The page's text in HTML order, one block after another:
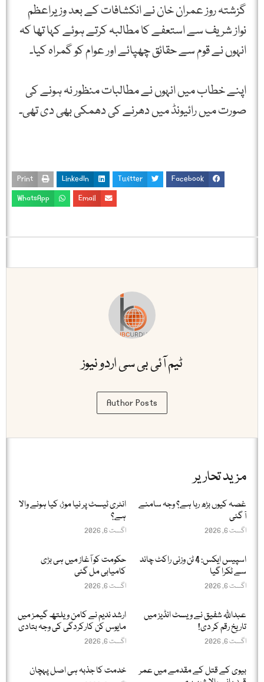
گزشتہ روز عمران خان نے انکشافات کے بعد وزیراعظم
نواز شریف سے استعفے کا مطالبہ کرتے ہوئے کہا تھا کہ
انہوں نے قوم سے حقائق چھپائے اور عوام کو گمراہ کیا۔
اپنے خطاب میں انہوں نے مطالبات منظور نہ ہونے کی
صورت میں رائیونڈ میں دھرنے کی دھمکی بھی دی تھی۔
Facebook
Twitter
LinkedIn
Print
Email
WhatsApp
ٹیم آئی بی سی اردو نیوز
Author Posts
مزید تحاریر
غصہ کیوں بڑھ رہا ہے؟ وجہ سامنے
آ گئی
اگست 6, 2026
انٹری ٹیسٹ پر نیا موڑ، کیا ہونے والا
ہے؟
اگست 6, 2026
اسپیس ایکس: 4 ٹن وزنی راکٹ چاند
سے ٹکرا گیا
اگست 6, 2026
حکومت کو آغاز میں ہی بڑی
کامیابی مل گئی
اگست 6, 2026
عبداللّٰہ شفیق نے ویسٹ انڈیز میں
تاریخ رقم کر دی!
اگست 6, 2026
ارشد ندیم نے کامن ویلتھ گیمز میں
مایوس کن کارکردگی کی وجہ بتادی
اگست 6, 2026
بیوی کے قتل کے مقدمے میں عمر
خدمت کا جذبہ ہی اصل پہچان